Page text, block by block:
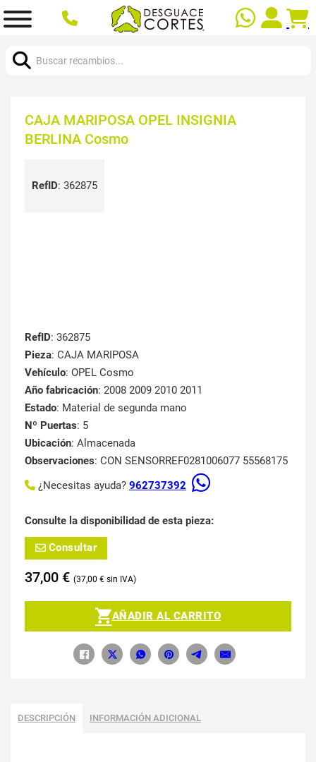
CAJA MARIPOSA OPEL INSIGNIA
BERLINA Cosmo
RefID: 362875
RefID: 362875
Pieza: CAJA MARIPOSA
Vehículo: OPEL Cosmo
Año fabricación: 2008 2009 2010 2011
Estado: Material de segunda mano
Nº Puertas: 5
Ubicación: Almacenada
Observaciones: CON SENSORREF0281006077 55568175
¿Necesitas ayuda? 962737392
Consulte la disponibilidad de esta pieza:
Consultar
37,00 € 37,00 €
AÑADIR AL CARRITO
DESCRIPCIÓN INFORMACIÓN ADICIONAL